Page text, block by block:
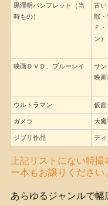
黒澤明パンフレット（当
時もの）
古い
獣・
Ｆ
ン）
映画ＤＶＤ、ブルーレイ
サン
映画
ウルトラマン 仮面
ガメラ 大魔
ジブリ作品 ディ
上記リストにない特
ー本もお譲りください
あらゆるジャンルで